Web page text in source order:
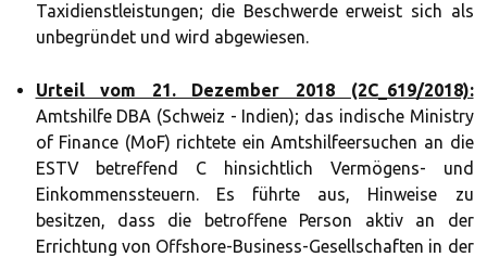
Taxidienstleistungen; die Beschwerde erweist sich als
unbegründet und wird abgewiesen.
Urteil vom 21. Dezember 2018 (2C_619/2018):
Amtshilfe DBA (Schweiz - Indien); das indische Ministry
of Finance (MoF) richtete ein Amtshilfeersuchen an die
ESTV betreffend C hinsichtlich Vermögens- und
Einkommenssteuern. Es führte aus, Hinweise zu
besitzen, dass die betroffene Person aktiv an der
Errichtung von Offshore-Business-Gesellschaften in der